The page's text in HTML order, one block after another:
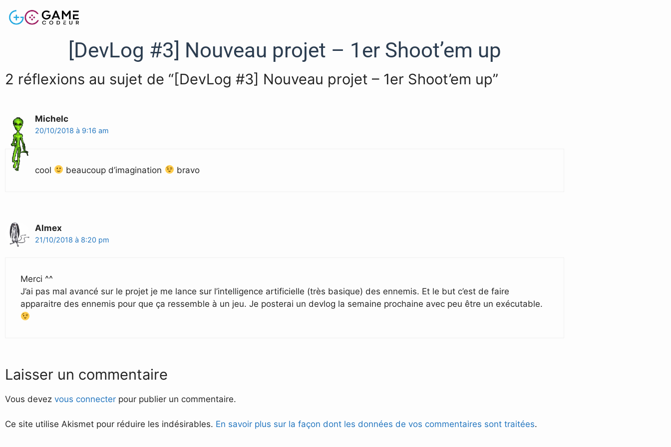
[DevLog #3] Nouveau projet – 1er Shoot’em up
2 réflexions au sujet de “[DevLog #3] Nouveau projet – 1er Shoot’em up”
Michelc
20/10/2018 à 9:16 am
cool beaucoup d’imagination bravo
Almex
21/10/2018 à 8:20 pm
Merci ^^
J’ai pas mal avancé sur le projet je me lance sur l’intelligence artificielle (très basique) des ennemis. Et le but c’est de faire
apparaitre des ennemis pour que ça ressemble à un jeu. Je posterai un devlog la semaine prochaine avec peu être un exécutable.
Laisser un commentaire
Vous devez vous connecter pour publier un commentaire.
Ce site utilise Akismet pour réduire les indésirables. En savoir plus sur la façon dont les données de vos commentaires sont traitées.